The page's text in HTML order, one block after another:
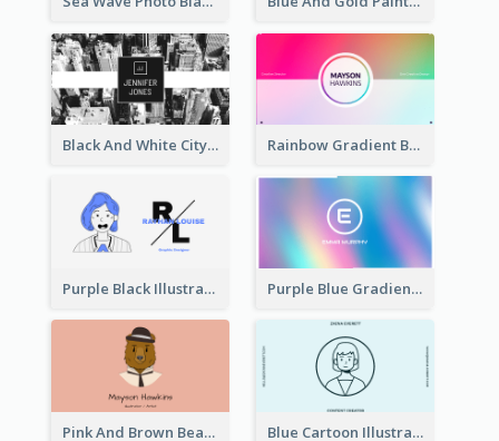
Black And White City Photo Business Card Rainbow Gradient Background Business Card
Purple Black Illustration Portrait Business Card Purple Blue Gradient Background Business Card
Pink And Brown Bear Illustration Business Card Blue Cartoon Illustration Portrait Business Card